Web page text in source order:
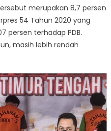
merupakan 8,7 persen
54 Tahun 2020 yang
persen terhadap PDB.
masih lebih rendah